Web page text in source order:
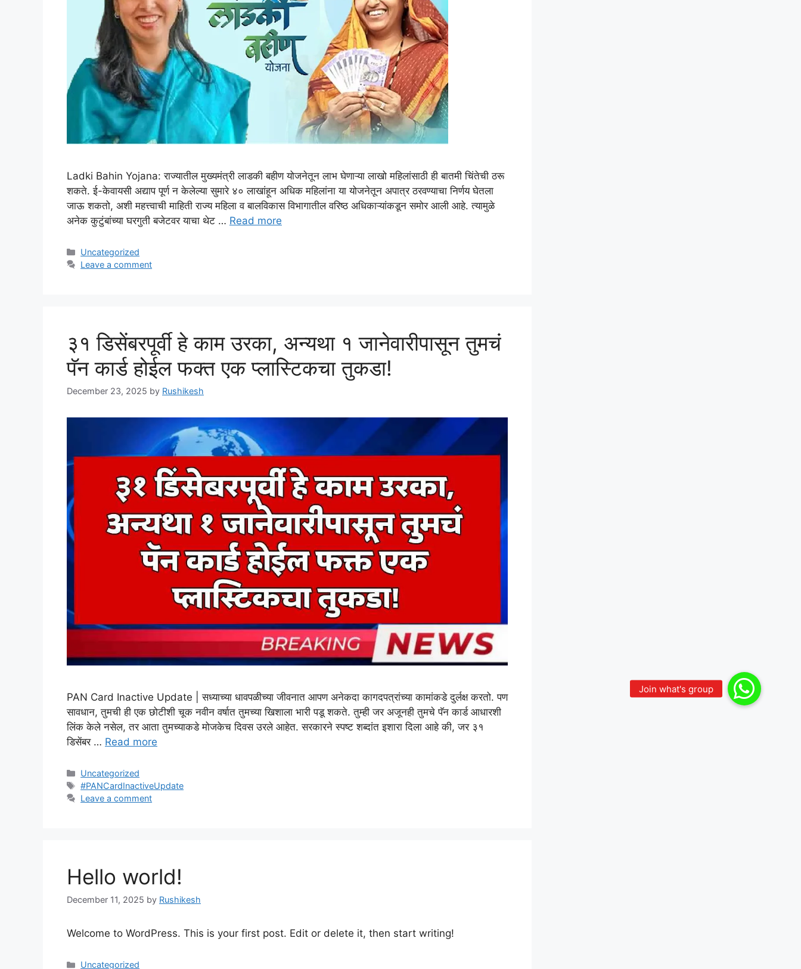
Ladki Bahin Yojana: राज्यातील मुख्यमंत्री लाडकी बहीण योजनेतून लाभ घेणाऱ्या लाखो महिलांसाठी ही बातमी चिंतेची ठरू
शकते. ई-केवायसी अद्याप पूर्ण न केलेल्या सुमारे ४० लाखांहून अधिक महिलांना या योजनेतून अपात्र ठरवण्याचा निर्णय घेतला
जाऊ शकतो, अशी महत्त्वाची माहिती राज्य महिला व बालविकास विभागातील वरिष्ठ अधिकाऱ्यांकडून समोर आली आहे. त्यामुळे
अनेक कुटुंबांच्या घरगुती बजेटवर याचा थेट … Read more
Categories
Uncategorized
Leave a comment
३१ डिसेंबरपूर्वी हे काम उरका, अन्यथा १ जानेवारीपासून तुमचं
पॅन कार्ड होईल फक्त एक प्लास्टिकचा तुकडा!
December 23, 2025 by Rushikesh
PAN Card Inactive Update | ​सध्याच्या धावपळीच्या जीवनात आपण अनेकदा कागदपत्रांच्या कामांकडे दुर्लक्ष करतो. पण
सावधान, तुमची ही एक छोटीशी चूक नवीन वर्षात तुमच्या खिशाला भारी पडू शकते. तुम्ही जर अजूनही तुमचे पॅन कार्ड आधारशी
लिंक केले नसेल, तर आता तुमच्याकडे मोजकेच दिवस उरले आहेत. सरकारने स्पष्ट शब्दांत इशारा दिला आहे की, जर ३१
डिसेंबर … Read more
Categories
Uncategorized
Tags
#PANCardInactiveUpdate
Leave a comment
Hello world!
December 11, 2025 by Rushikesh
Welcome to WordPress. This is your first post. Edit or delete it, then start writing!
Categories
Uncategorized